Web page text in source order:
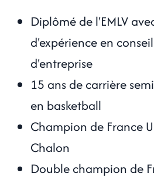
Diplômé de l'EMLV
d'expérience en
d'entreprise
15 ans de carrière
en basketball
Champion de France
Chalon
Double champion de